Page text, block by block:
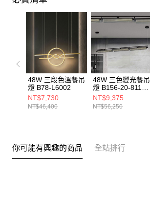
48W 三段色溫餐吊
燈 B78-L6002
NT$7,730
NT$46,400
48W 三色變光餐吊
燈 B156-20-8117-
1
NT$9,375
NT$56,250
你可能有興趣的商品 全站排行